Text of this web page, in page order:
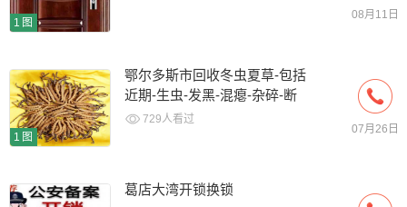
1图
08月11日
1图
鄂尔多斯市回收冬虫夏草-包括
近期-生虫-发黑-混瘪-杂碎-断
条草729人看过
07月26日
葛店大湾开锁换锁